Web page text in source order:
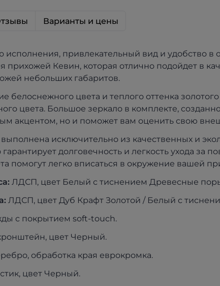
Варианты и цены
исполнения, привлекательный вид и удобство в
прихожей Кевин, которая отлично подойдет в
небольших габаритов.
белоснежного цвета и теплого оттенка
цвета. Большое зеркало в комплекте,
акцентом, но и поможет вам оценить свою
исключительно из качественных и
долговечность и легкость ухода за
помогут легко вписаться в окружение вашей
ЛДСП, цвет Белый с тиснением Древесные
ЛДСП, цвет Дуб Крафт Золотой / Белый с
с покрытием soft-touch.
цвет Черный.
обработка края еврокромка.
цвет Черный.